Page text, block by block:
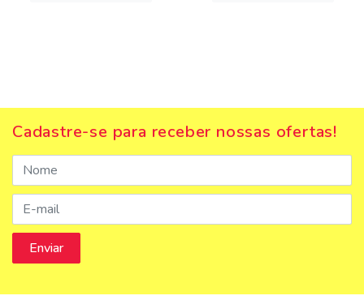
Cadastre-se para receber nossas ofertas!